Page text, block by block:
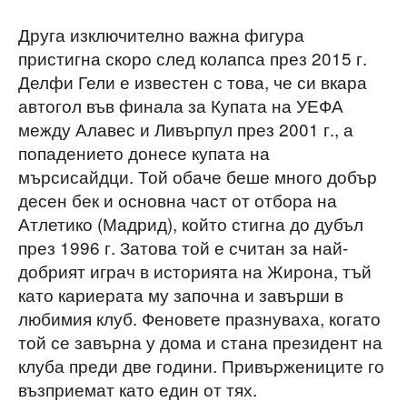
Друга изключително важна фигура
пристигна скоро след колапса през 2015 г.
Делфи Гели е известен с това, че си вкара
автогол във финала за Купата на УЕФА
между Алавес и Ливърпул през 2001 г., а
попадението донесе купата на
мърсисайдци. Той обаче беше много добър
десен бек и основна част от отбора на
Атлетико (Мадрид), който стигна до дубъл
през 1996 г. Затова той е считан за най-
добрият играч в историята на Жирона, тъй
като кариерата му започна и завърши в
любимия клуб. Феновете празнуваха, когато
той се завърна у дома и стана президент на
клуба преди две години. Привържениците го
възприемат като един от тях.